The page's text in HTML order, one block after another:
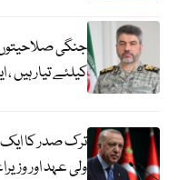
جنگی
کیلئے تیار ہیں ،
ترک صدر کا ایک
ولی عہد اور